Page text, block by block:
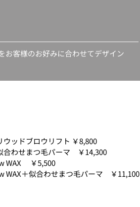
お客様のお好みに合わせてデザイン
ウッドブロウリフト ￥8,800
合わせまつ毛パーマ ￥14,300
WAX ￥5,500
WAX＋似合わせまつ毛パーマ ￥11,100